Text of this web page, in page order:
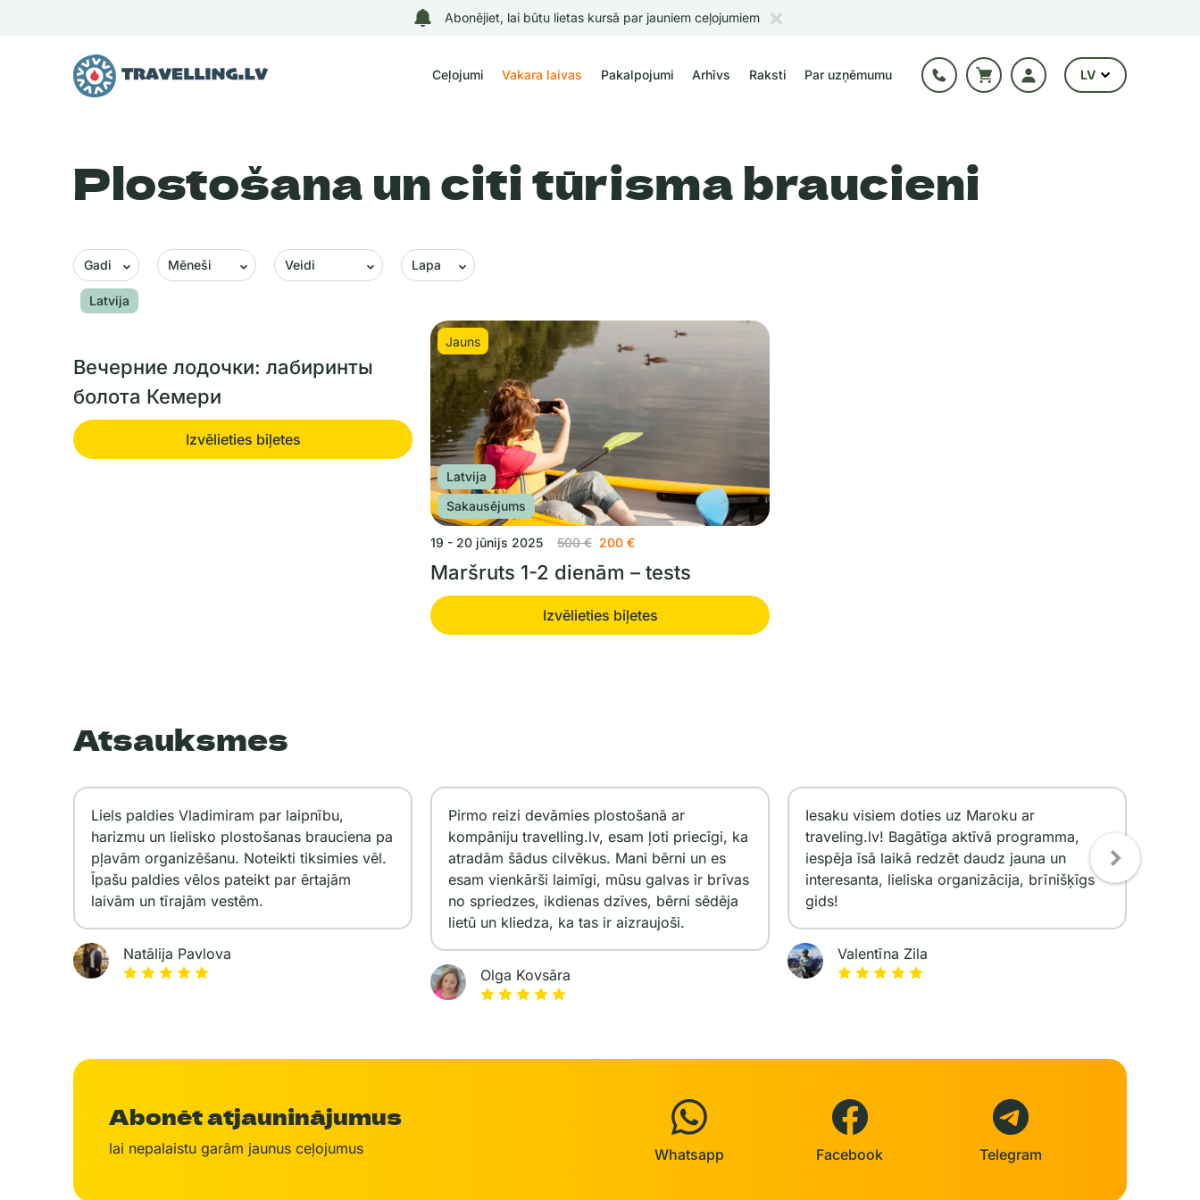
Abonējiet, lai būtu lietas kursā par jauniem ceļojumiem
LV
Ceļojumi Vakara laivas Pakalpojumi Arhīvs Raksti Par uzņēmumu
Plostošana un citi tūrisma braucieni
Gadi Mēneši Veidi Lapa
Latvija
Вечерние лодочки: лабиринты
болота Кемери
Izvēlieties biļetes
Jauns
Latvija
Sakausējums
19 - 20 jūnijs 2025 500€ Original
was:
500 €.
200 €Current
is:
200 €.
Maršruts 1-2 dienām – tests
Izvēlieties biļetes
Atsauksmes
Liels paldies Vladimiram par laipnību,
harizmu un lielisko plostošanas brauciena pa
pļavām organizēšanu. Noteikti tiksimies vēl.
Īpašu paldies vēlos pateikt par ērtajām
laivām un tīrajām vestēm.
Natālija Pavlova
Pirmo reizi devāmies plostošanā ar
kompāniju travelling.lv, esam ļoti priecīgi, ka
atradām šādus cilvēkus. Mani bērni un es
esam vienkārši laimīgi, mūsu galvas ir brīvas
no spriedzes, ikdienas dzīves, bērni sēdēja
lietū un kliedza, ka tas ir aizraujoši.
Olga Kovsāra
Iesaku visiem doties uz Maroku ar
traveling.lv! Bagātīga aktīvā programma,
iespēja īsā laikā redzēt daudz jauna un
interesanta, lieliska organizācija, brīnišķīgs
gids!
Valentīna Zila
Abonēt atjauninājumus
lai nepalaistu garām jaunus ceļojumus Whatsapp Facebook Telegram